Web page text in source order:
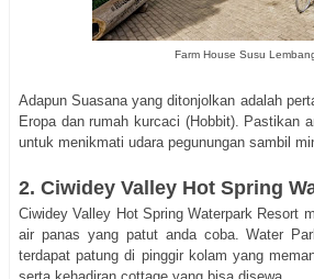
Farm House Susu
Adapun Suasana yang ditonjolkan adalah
Eropa dan rumah kurcaci (Hobbit). Pastikan
untuk menikmati udara pegunungan sambil
2. Ciwidey Valley Hot Spring
Ciwidey Valley Hot Spring Waterpark Resort
air panas yang patut anda coba. Water
terdapat patung di pinggir kolam yang